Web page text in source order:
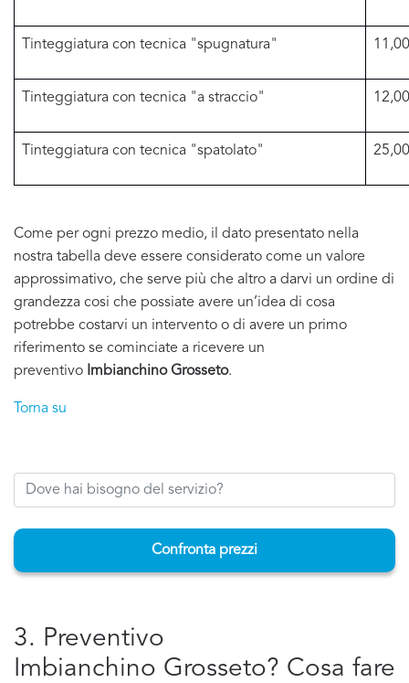
Tinteggiatura con tecnica "spugnatura"
Tinteggiatura con tecnica "a straccio"
Tinteggiatura con tecnica "spatolato"
Come per ogni prezzo medio, il dato presentato nella
nostra tabella deve essere considerato come un valore
approssimativo, che serve più che altro a darvi un ordine di
grandezza cosi che possiate avere un’idea di cosa
potrebbe costarvi un intervento o di avere un primo
riferimento se cominciate a ricevere un
preventivo Imbianchino Grosseto.
Torna su
Confronta prezzi
3. Preventivo
Imbianchino Grosseto? Cosa fare